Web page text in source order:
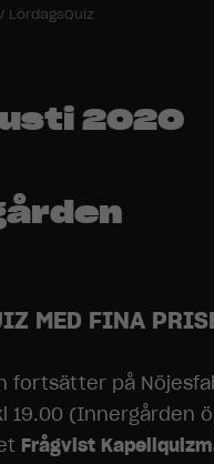
/ LördagsQuiz
2020
MED FINA
fortsätter på
19.00 (Innergården
Frågvist